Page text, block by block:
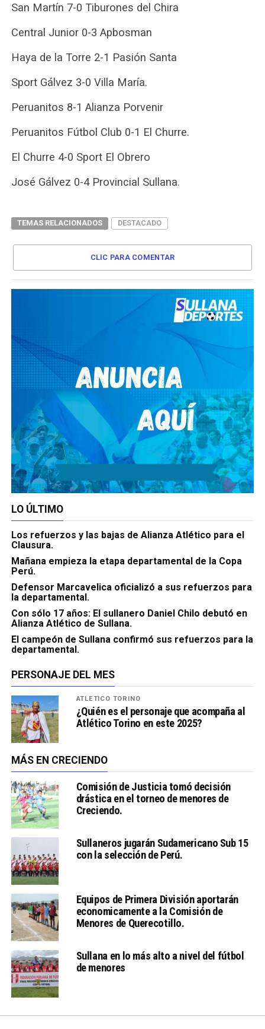
San Martín 7-0 Tiburones del Chira
Central Junior 0-3 Apbosman
Haya de la Torre 2-1 Pasión Santa
Sport Gálvez 3-0 Villa María.
Peruanitos 8-1 Alianza Porvenir
Peruanitos Fútbol Club 0-1 El Churre.
El Churre 4-0 Sport El Obrero
José Gálvez 0-4 Provincial Sullana.
TEMAS RELACIONADOS DESTACADO
CLIC PARA COMENTAR
LO ÚLTIMO
Los refuerzos y las bajas de Alianza Atlético para el
Clausura.
Mañana empieza la etapa departamental de la Copa
Perú.
Defensor Marcavelica oficializó a sus refuerzos para
la departamental.
Con sólo 17 años: El sullanero Daniel Chilo debutó en
Alianza Atlético de Sullana.
El campeón de Sullana confirmó sus refuerzos para la
departamental.
PERSONAJE DEL MES
ATLÉTICO TORINO
¿Quién es el personaje que acompaña al
Atlético Torino en este 2025?
MÁS EN CRECIENDO
Comisión de Justicia tomó decisión
drástica en el torneo de menores de
Creciendo.
Sullaneros jugarán Sudamericano Sub 15
con la selección de Perú.
Equipos de Primera División aportarán
economicamente a la Comisión de
Menores de Querecotillo.
Sullana en lo más alto a nivel del fútbol
de menores